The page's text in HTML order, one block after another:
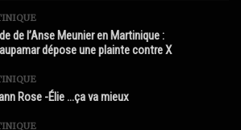
de l’Anse Meunier en Martinique :
dépose une plainte contre X
Rose -Élie …ça va mieux